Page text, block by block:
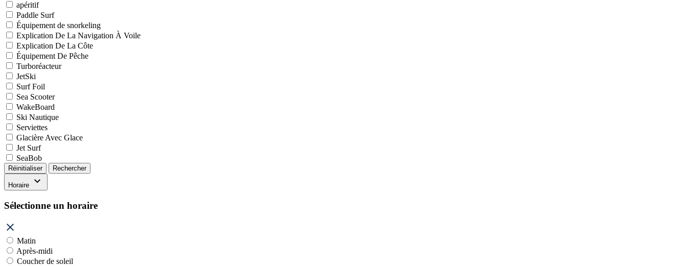
apéritif
Paddle Surf
Équipement de snorkeling
Explication De La Navigation À Voile
Explication De La Côte
Équipement De Pêche
Turboréacteur
JetSki
Surf Foil
Sea Scooter
WakeBoard
Ski Nautique
Serviettes
Glacière Avec Glace
Jet Surf
SeaBob
Réinitialiser Rechercher
Horaire
Sélectionne un horaire
Matin
Après-midi
Coucher de soleil